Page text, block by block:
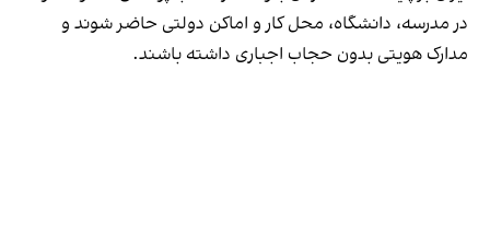
در مدرسه، دانشگاه، محل کار و اماکن دولتی حاضر شوند و
مدارک هویتی بدون حجاب اجباری داشته باشند.